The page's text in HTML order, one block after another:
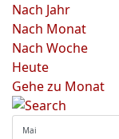
Nach Jahr
Nach Monat
Nach Woche
Heute
Gehe zu Monat